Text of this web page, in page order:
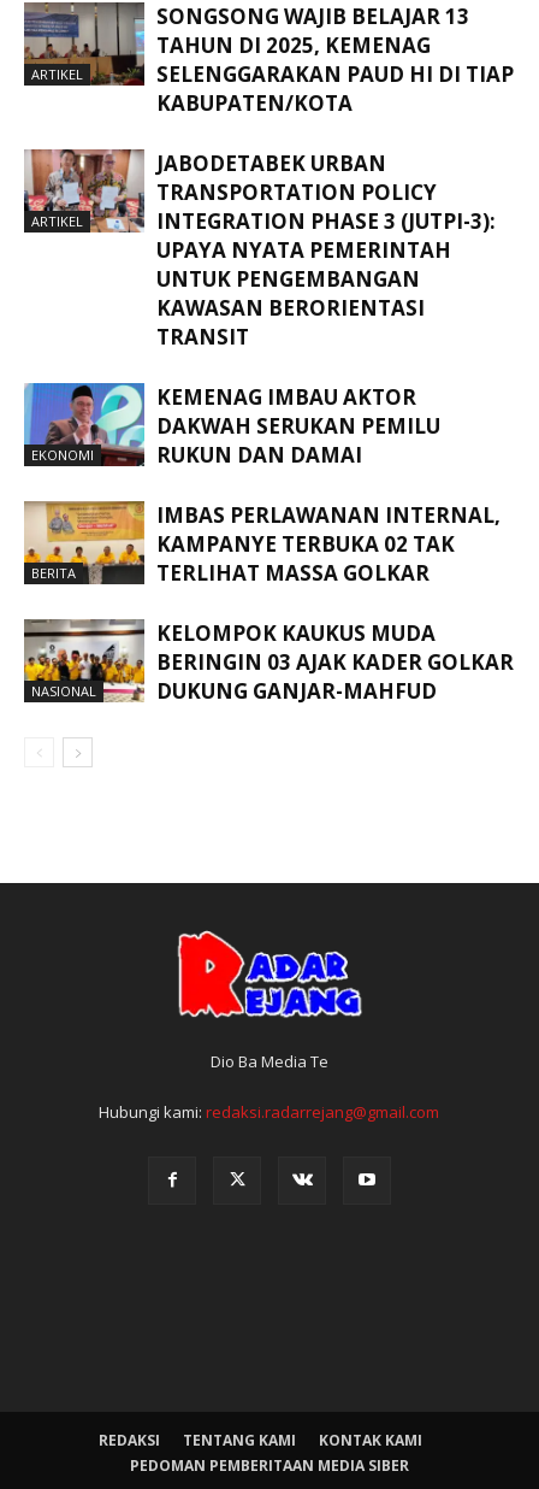
ARTIKEL
SONGSONG WAJIB BELAJAR 13
TAHUN DI 2025, KEMENAG
SELENGGARAKAN PAUD HI DI TIAP
KABUPATEN/KOTA
ARTIKEL
JABODETABEK URBAN
TRANSPORTATION POLICY
INTEGRATION PHASE 3 (JUTPI-3):
UPAYA NYATA PEMERINTAH
UNTUK PENGEMBANGAN
KAWASAN BERORIENTASI
TRANSIT
EKONOMI
KEMENAG IMBAU AKTOR
DAKWAH SERUKAN PEMILU
RUKUN DAN DAMAI
BERITA
IMBAS PERLAWANAN INTERNAL,
KAMPANYE TERBUKA 02 TAK
TERLIHAT MASSA GOLKAR
NASIONAL
KELOMPOK KAUKUS MUDA
BERINGIN 03 AJAK KADER GOLKAR
DUKUNG GANJAR-MAHFUD
Dio Ba Media Te
Hubungi kami:redaksi.radarrejang@gmail.com
REDAKSI TENTANG KAMI
KONTAK KAMI
PEDOMAN PEMBERITAAN MEDIA SIBER